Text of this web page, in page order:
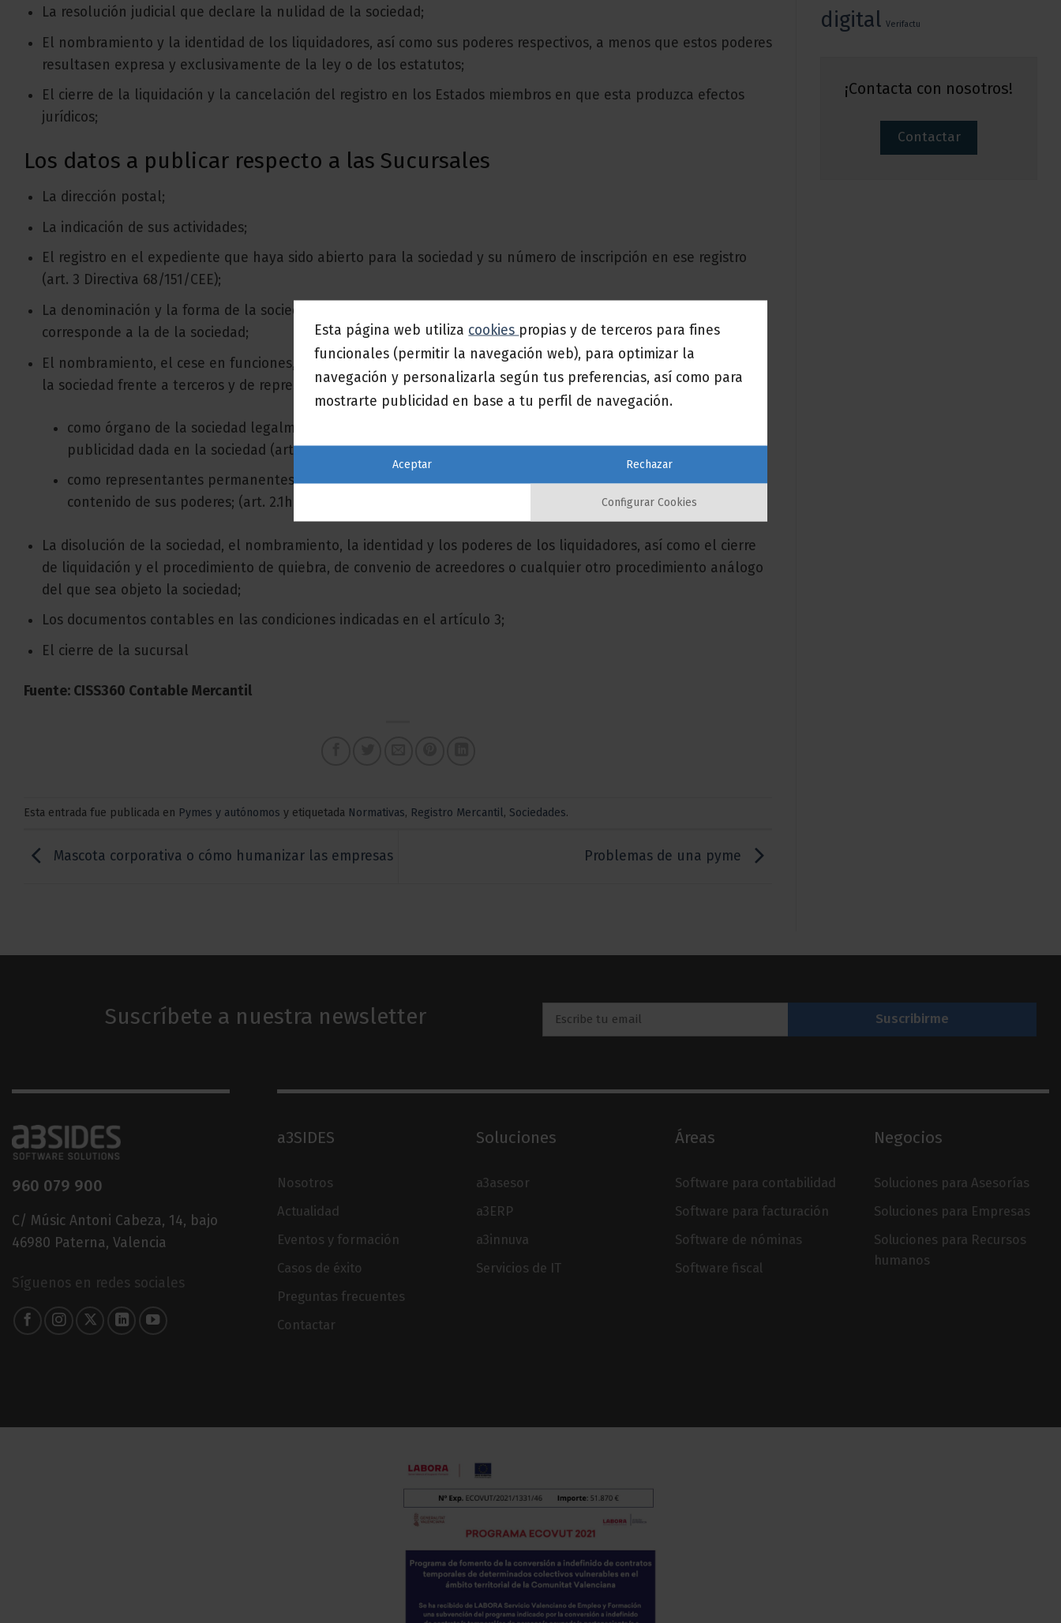
La resolución judicial que declare la nulidad de la sociedad;
El nombramiento y la identidad de los liquidadores, así como sus poderes respectivos, a menos que estos poderes
resultasen expresa y exclusivamente de la ley o de los estatutos;
El cierre de la liquidación y la cancelación del registro en los Estados miembros en que esta produzca efectos
jurídicos;
Los datos a publicar respecto a las Sucursales
La dirección postal;
La indicación de sus actividades;
El registro en el expediente que haya sido abierto para la sociedad y su número de inscripción en ese registro
(art. 3 Directiva 68/151/CEE);
La denominación y la forma de la sociedad así como la denominación de la sucursal si esta última no
corresponde a la de la sociedad;
El nombramiento, el cese en funciones, así como la identidad de las personas que tengan poder para obligar a
la sociedad frente a terceros y de representarla en juicio:
como órgano de la sociedad legalmente previsto o como miembros de tal órgano, de conformidad con la
publicidad dada en la sociedad (art. 2.1d) Directiva 68/151/CEE)
como representantes permanentes de la sociedad para la actividad de la sucursal, con indicación del
contenido de sus poderes; (art. 2.1h,j,k Directiva 68/151/CEE)
La disolución de la sociedad, el nombramiento, la identidad y los poderes de los liquidadores, así como el cierre
de liquidación y el procedimiento de quiebra, de convenio de acreedores o cualquier otro procedimiento análogo
del que sea objeto la sociedad;
Los documentos contables en las condiciones indicadas en el artículo 3;
El cierre de la sucursal
Fuente: CISS360 Contable Mercantil
Esta entrada fue publicada en Pymes y autónomos y etiquetada Normativas, Registro Mercantil, Sociedades.
Mascota corporativa o cómo humanizar las empresas Problemas de una pyme
digital Verifactu
¡Contacta con nosotros!
Contactar
Suscríbete a nuestra newsletter
960 079 900
C/ Músic Antoni Cabeza, 14, bajo
46980 Paterna, Valencia
Síguenos en redes sociales
a3SIDES
Nosotros
Actualidad
Eventos y formación
Casos de éxito
Preguntas frecuentes
Contactar
Soluciones
a3asesor
a3ERP
a3innuva
Servicios de IT
Áreas
Software para contabilidad
Software para facturación
Software de nóminas
Software fiscal
Negocios
Soluciones para Asesorías
Soluciones para Empresas
Soluciones para Recursos
humanos
Esta página web utiliza cookies propias y de terceros para fines
funcionales (permitir la navegación web), para optimizar la
navegación y personalizarla según tus preferencias, así como para
mostrarte publicidad en base a tu perfil de navegación.
Aceptar Rechazar
Configurar Cookies